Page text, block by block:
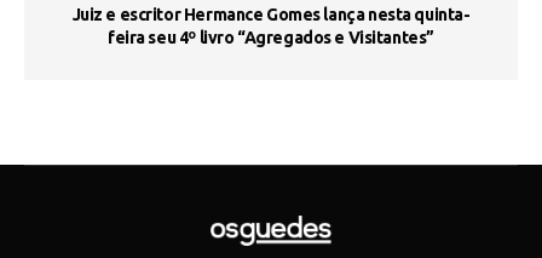
Juiz e escritor Hermance Gomes lança nesta quinta-
feira seu 4º livro “Agregados e Visitantes”